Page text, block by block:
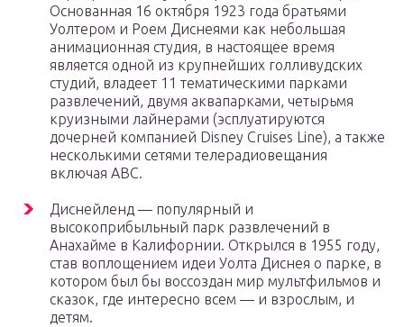
Основанная 16 октября 1923 года братьями
Уолтером и Роем Диснеями как небольшая
анимационная студия, в настоящее время
является одной из крупнейших голливудских
студий, владеет 11 тематическими парками
развлечений, двумя аквапарками, четырьмя
круизными лайнерами (эсплуатируются
дочерней компанией Disney Cruises Line), а также
несколькими сетями телерадиовещания
включая ABC.
Диснейленд — популярный и
высокоприбыльный парк развлечений в
Анахайме в Калифорнии. Открылся в 1955 году,
став воплощением идеи Уолта Диснея о парке, в
котором был бы воссоздан мир мультфильмов и
сказок, где интересно всем — и взрослым, и
детям.